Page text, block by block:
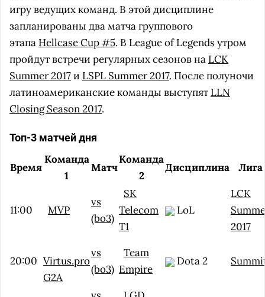
игру ведущих команд. В этой дисциплине
запланированы два матча группового
этапа Hellcase Cup #5. В League of Legends утром
пройдут встречи регулярных сезонов на LCK
Summer 2017и LSPL Summer 2017. После полуночи
латиноамериканские команды выступят LLN
Closing Season 2017.
Топ-3 матчей дня
Время
Команда
1
Матч
Команда
2
Дисциплина Лига
11:00 MVP
vs
(bo3)
SK
Telecom
T1
LoL
LCK
2017
20:00 Virtus.pro
G2A
vs
(bo3)
Team
Empire
Dota 2